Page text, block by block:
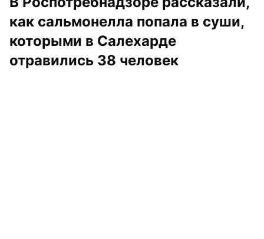
как сальмонелла попала в суши,
которыми в Салехарде
отравились 38 человек